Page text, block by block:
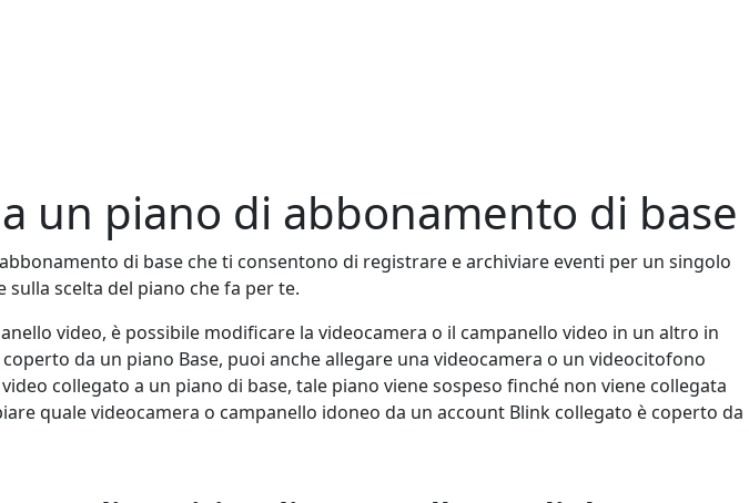
un piano di abbonamento di base
di base che ti consentono di registrare e archiviare eventi per un singolo
scelta del piano che fa per te.
video, è possibile modificare la videocamera o il campanello video in un altro in
da un piano Base, puoi anche allegare una videocamera o un videocitofono
collegato a un piano di base, tale piano viene sospeso finché non viene collegata
quale videocamera o campanello idoneo da un account Blink collegato è coperto da